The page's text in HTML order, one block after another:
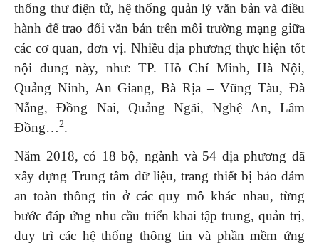
thống thư điện tử, hệ thống quản lý văn bản và điều
hành để trao đổi văn bản trên môi trường mạng giữa
các cơ quan, đơn vị. Nhiều địa phương thực hiện tốt
nội dung này, như: TP. Hồ Chí Minh, Hà Nội,
Quảng Ninh, An Giang, Bà Rịa – Vũng Tàu, Đà
Nẵng, Đồng Nai, Quảng Ngãi, Nghệ An, Lâm
Đồng…2.
Năm 2018, có 18 bộ, ngành và 54 địa phương đã
xây dựng Trung tâm dữ liệu, trang thiết bị bảo đảm
an toàn thông tin ở các quy mô khác nhau, từng
bước đáp ứng nhu cầu triển khai tập trung, quản trị,
duy trì các hệ thống thông tin và phần mềm ứng